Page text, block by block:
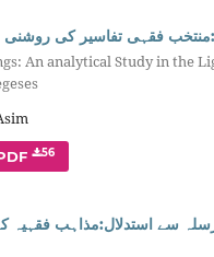
فقہی تفاسیر کی روشنی
An analytical Study in the
56
سے استدلال:مذاہب فقہیہ